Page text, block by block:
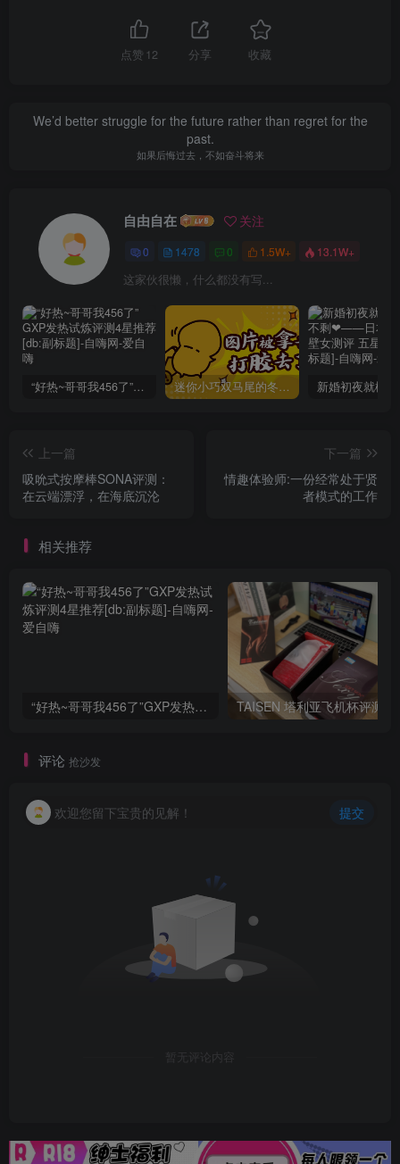
点赞 12 分享 收藏
We’d better struggle for the future rather than regret for the
past.
如果后悔过去，不如奋斗将来
自由自在 关注
0 1478 0 1.5W+ 13.1W+
这家伙很懒，什么都没有写...
“好热~哥哥我456了”GXP发热试炼评测4星推荐[db:副标题] 迷你小巧双马尾的冬爱琴音写真分享，虎牙妹妹YYDS!
上一篇
吸吮式按摩棒SONA评测：
在云端漂浮，在海底沉沦
下一篇
情趣体验师:一份经常处于贤
者模式的工作
相关推荐
“好热~哥哥我456了”GXP发热试炼评测4星推荐[db:副标题]
评论 抢沙发
欢迎您留下宝贵的见解！ 提交
暂无评论内容